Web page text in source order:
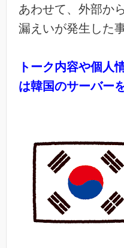
あわせて、外部か
漏えいが発生した
トーク内容や個人
は韓国のサーバー